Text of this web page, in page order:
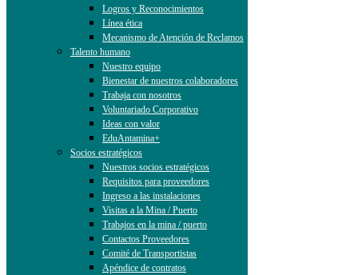
Logros y Reconocimientos
Línea ética
Mecanismo de Atención de Reclamos
Talento humano
Nuestro equipo
Bienestar de nuestros colaboradores
Trabaja con nosotros
Voluntariado Corporativo
Ideas con valor
EduAntamina+
Socios estratégicos
Nuestros socios estratégicos
Requisitos para proveedores
Ingreso a las instalaciones
Visitas a la Mina / Puerto
Trabajos en la mina / puerto
Contactos Proveedores
Comité de Transportistas
Apéndice de contratos